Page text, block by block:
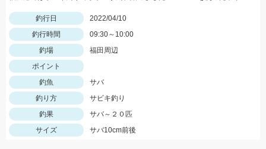
釣行日
2022/04/10
釣行時間
09:30～10:00
釣場
福田周辺
ポイント
釣魚
サバ
釣り方
サビキ釣り
釣果
サバ～２０匹
サイズ
サバ10cm前後